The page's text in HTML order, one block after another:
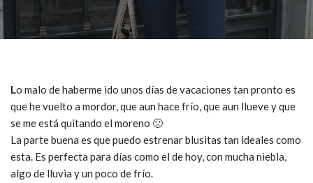
Lo malo de haberme ido unos días de vacaciones tan pronto es
que he vuelto a mordor, que aun hace frío, que aun llueve y que
se me está quitando el moreno 🙁
La parte buena es que puedo estrenar blusitas tan ideales como
esta. Es perfecta para días como el de hoy, con mucha niebla,
algo de lluvia y un poco de frío.